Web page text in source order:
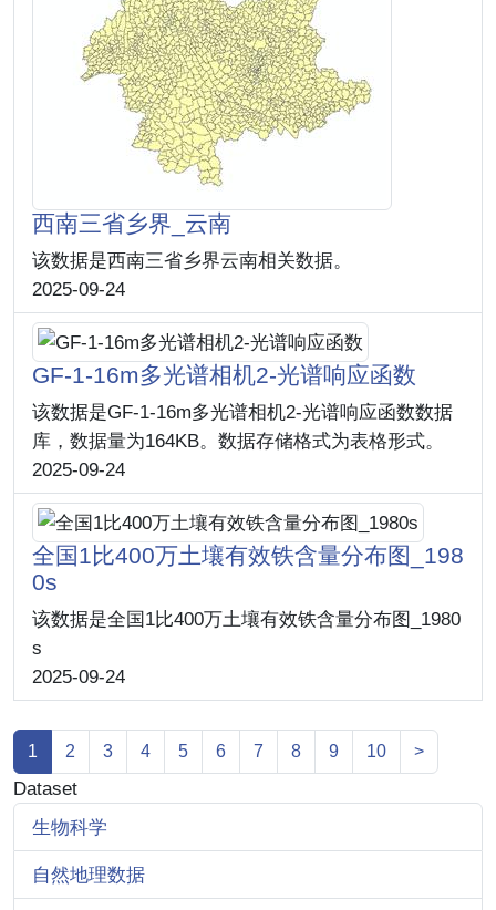
西南三省乡界_云南
该数据是西南三省乡界云南相关数据。
2025-09-24
GF-1-16m多光谱相机2-光谱响应函数
该数据是GF-1-16m多光谱相机2-光谱响应函数数据
库，数据量为164KB。数据存储格式为表格形式。
2025-09-24
全国1比400万土壤有效铁含量分布图_198
0s
该数据是全国1比400万土壤有效铁含量分布图_1980
s
2025-09-24
1 2 3 4 5 6 7 8 9 10 >
Dataset
生物科学
自然地理数据